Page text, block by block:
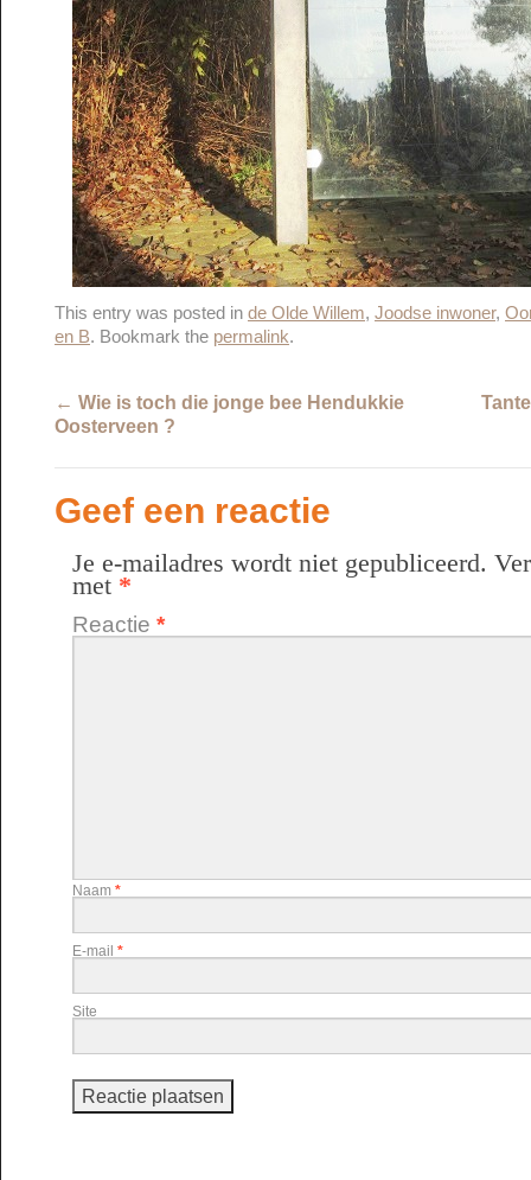
This entry was posted in de Olde Willem, Joodse inwoner,
en B. Bookmark the permalink.
← Wie is toch die jonge bee Hendukkie
Oosterveen ?
Geef een reactie
Je e-mailadres wordt niet gepubliceerd.
met *
Reactie *
Naam *
E-mail *
Site